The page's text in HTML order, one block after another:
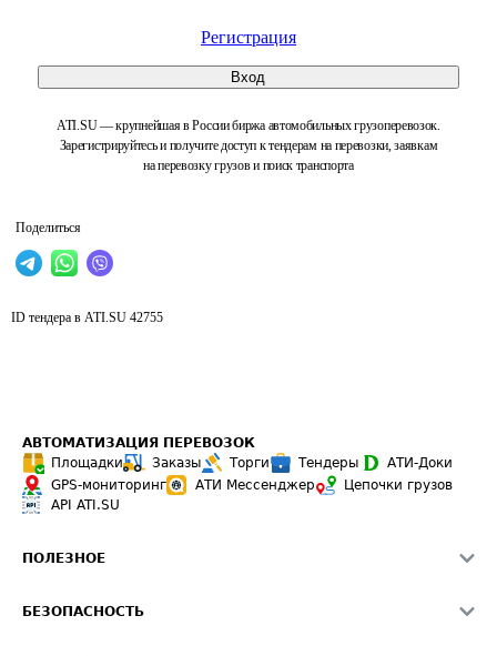
Регистрация
Вход
ATI.SU — крупнейшая в России биржа автомобильных грузоперевозок.
Зарегистрируйтесь и получите доступ к тендерам на перевозки, заявкам
на перевозку грузов и поиск транспорта
Поделиться
ID тендера в ATI.SU 42755
АВТОМАТИЗАЦИЯ ПЕРЕВОЗОК
Площадки
Заказы Торги Тендеры
АТИ-Доки
GPS-мониторинг
АТИ Мессенджер
Цепочки грузов
API ATI.SU
ПОЛЕЗНОЕ
БЕЗОПАСНОСТЬ